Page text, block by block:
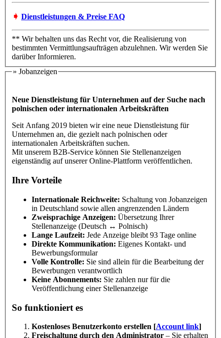
➧ Dienstleistungen & Preise FAQ
** Wir behalten uns das Recht vor, die Realisierung von
bestimmten Vermittlungsaufträgen abzulehnen. Wir werden Sie
darüber Informieren.
» Jobanzeigen
Neue Dienstleistung für Unternehmen auf der Suche nach
polnischen oder internationalen Arbeitskräften
Seit Anfang 2019 bieten wir eine neue Dienstleistung für
Unternehmen an, die gezielt nach polnischen oder
internationalen Arbeitskräften suchen.
Mit unserem B2B-Service können Sie Stellenanzeigen
eigenständig auf unserer Online-Plattform veröffentlichen.
Ihre Vorteile
Internationale Reichweite: Schaltung von Jobanzeigen
in Deutschland sowie allen angrenzenden Ländern
Zweisprachige Anzeigen: Übersetzung Ihrer
Stellenanzeige (Deutsch ↔ Polnisch)
Lange Laufzeit: Jede Anzeige bleibt 93 Tage online
Direkte Kommunikation: Eigenes Kontakt- und
Bewerbungsformular
Volle Kontrolle: Sie sind allein für die Bearbeitung der
Bewerbungen verantwortlich
Keine Abonnements: Sie zahlen nur für die
Veröffentlichung einer Stellenanzeige
So funktioniert es
Kostenloses Benutzerkonto erstellen [Account link]
Freischaltung durch den Administrator – Sie erhalten